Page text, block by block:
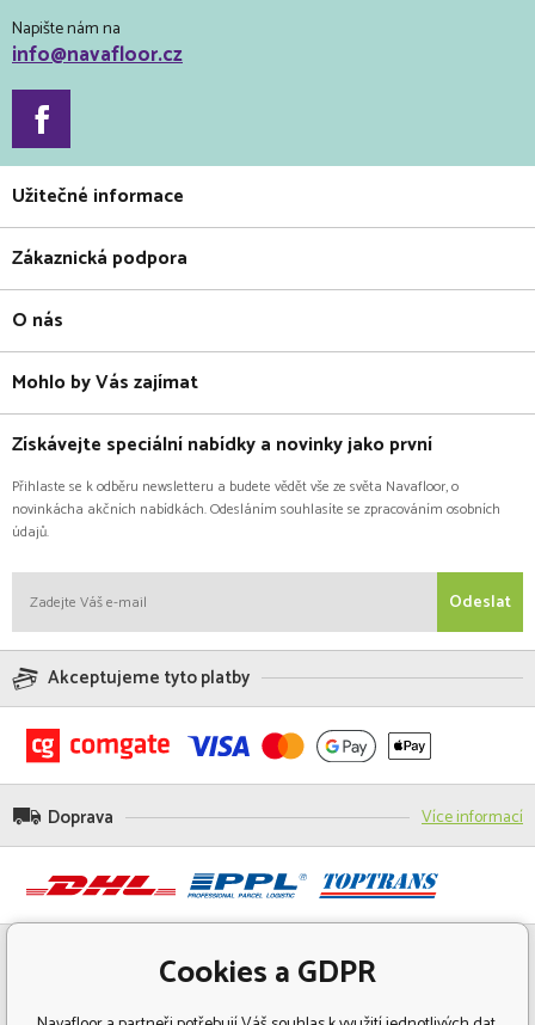
Napište nám na
info@navafloor.cz
Užitečné informace
Zákaznická podpora
O nás
Mohlo by Vás zajímat
Získávejte speciální nabídky a novinky jako první
Přihlaste se k odběru newsletteru a budete vědět vše ze světa Navafloor, o
novinkácha akčních nabídkách. Odesláním souhlasíte se zpracováním osobních
údajů.
Odeslat
Akceptujeme tyto platby
Doprava Více informací
Cookies a GDPR